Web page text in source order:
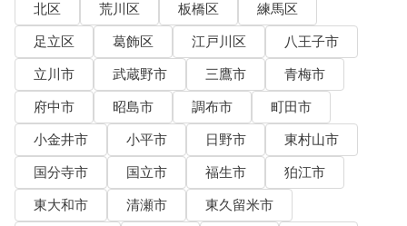
北区
荒川区 板橋区
練馬区
足立区
葛飾区 江戸川区
八王子市
立川市
武蔵野市 三鷹市
青梅市
府中市
昭島市 調布市
町田市
小金井市
小平市 日野市
東村山市
国分寺市
国立市 福生市
狛江市
東大和市
清瀬市
東久留米市